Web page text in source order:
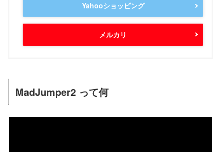
Yahooショッピング
メルカリ
MadJumper2 って何